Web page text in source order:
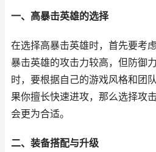
一、高暴击英雄的选择
在选择高暴击英雄时，首先要考
暴击英雄的攻击力较高，但防御
时，要根据自己的游戏风格和团
果你擅长快速进攻，那么选择攻
会更为合适。
二、装备搭配与升级